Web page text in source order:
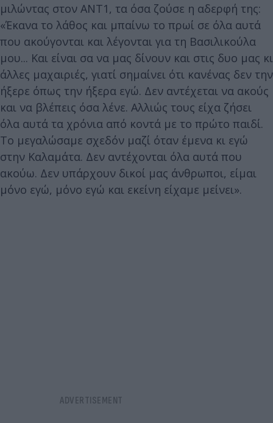
μιλώντας στον ΑΝΤ1, τα όσα ζούσε η αδερφή της:
«Έκανα το λάθος και μπαίνω το πρωί σε όλα αυτά
που ακούγονται και λέγονται για τη Βασιλικούλα
μου... Και είναι σα να μας δίνουν και στις δυο μας κι
άλλες μαχαιριές, γιατί σημαίνει ότι κανένας δεν την
ήξερε όπως την ήξερα εγώ. Δεν αντέχεται να ακούς
και να βλέπεις όσα λένε. Αλλιώς τους είχα ζήσει
όλα αυτά τα χρόνια από κοντά με το πρώτο παιδί.
Το μεγαλώσαμε σχεδόν μαζί όταν έμενα κι εγώ
στην Καλαμάτα. Δεν αντέχονται όλα αυτά που
ακούω. Δεν υπάρχουν δικοί μας άνθρωποι, είμαι
μόνο εγώ, μόνο εγώ και εκείνη είχαμε μείνει».